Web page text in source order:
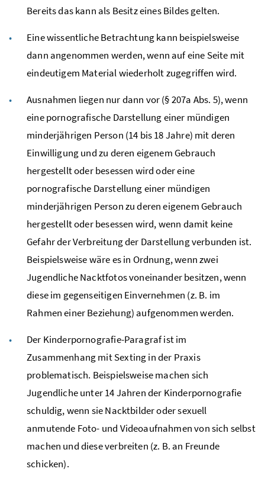
Bereits das kann als Besitz eines Bildes gelten.
Eine wissentliche Betrachtung kann beispielsweise
dann angenommen werden, wenn auf eine Seite mit
eindeutigem Material wiederholt zugegriffen wird.
Ausnahmen liegen nur dann vor (§207a Abs. 5), wenn
eine pornografische Darstellung einer mündigen
minderjährigen Person (14 bis 18 Jahre) mit deren
Einwilligung und zu deren eigenem Gebrauch
hergestellt oder besessen wird oder eine
pornografische Darstellung einer mündigen
minderjährigen Person zu deren eigenem Gebrauch
hergestellt oder besessen wird, wenn damit keine
Gefahr der Verbreitung der Darstellung verbunden ist.
Beispielsweise wäre es in Ordnung, wenn zwei
Jugendliche Nacktfotos voneinander besitzen, wenn
diese im gegenseitigen Einvernehmen (z. B. im
Rahmen einer Beziehung) aufgenommen werden.
Der Kinderpornografie-Paragraf ist im
Zusammenhang mit Sexting in der Praxis
problematisch. Beispielsweise machen sich
Jugendliche unter 14 Jahren der Kinderpornografie
schuldig, wenn sie Nacktbilder oder sexuell
anmutende Foto- und Videoaufnahmen von sich selbst
machen und diese verbreiten (z. B. an Freunde
schicken).